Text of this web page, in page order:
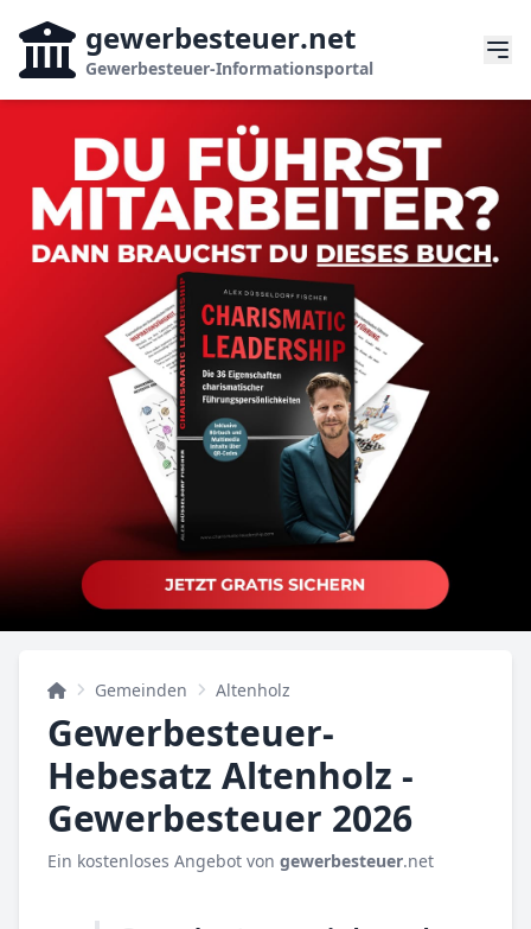
gewerbesteuer.net
Gewerbesteuer-Informationsportal
Gemeinden Altenholz
Gewerbesteuer-
Hebesatz Altenholz -
Gewerbesteuer 2026
Ein kostenloses Angebot von gewerbesteuer.net